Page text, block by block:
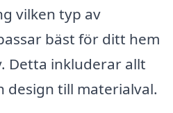
vilken typ av
bäst för ditt hem
Detta inkluderar allt
design till materialval.